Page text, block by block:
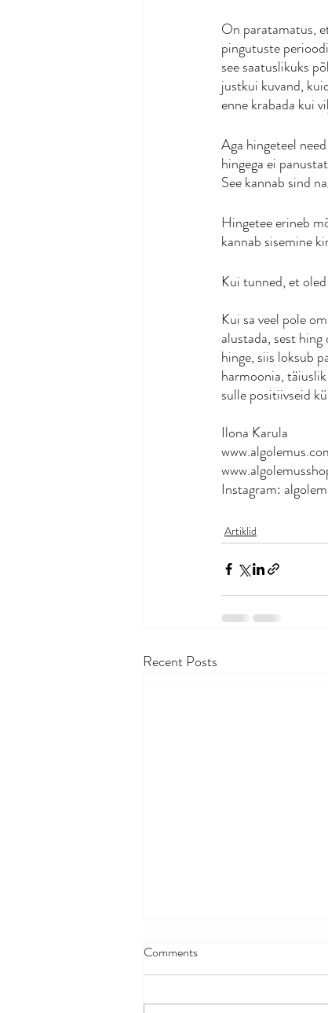
On paratamatus,
pingutuste
see saatuslikuks
justkui kuvand,
enne krabada kui
Aga hingeteel
hingega ei
See kannab sind
Hingetee erineb
kannab sisemine
Kui tunned, et
Kui sa veel pole
alustada, sest
hinge, siis loksub
harmoonia,
sulle positiivseid
Ilona Karula
Instagram:
Artiklid
Recent Posts
Comments